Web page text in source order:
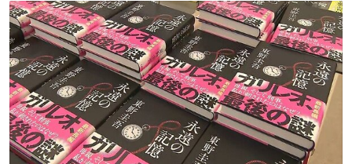
どそれぞれのマグネットを見る度に旅の思い出が鮮明によ
みがえります。
ト
数
数